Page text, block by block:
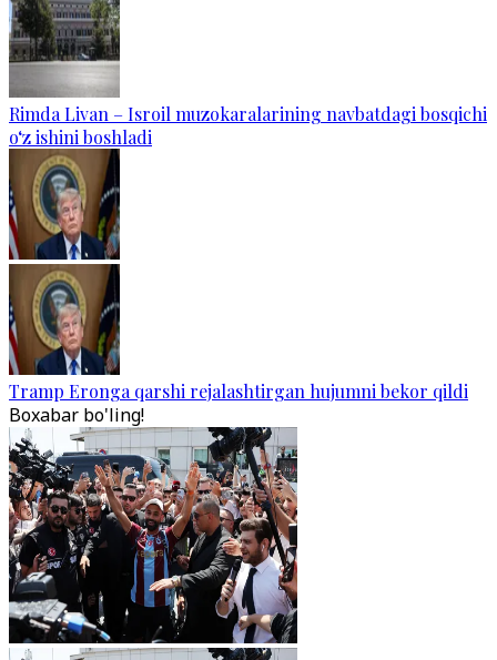
Rimda Livan – Isroil muzokaralarining navbatdagi bosqichi
o‘z ishini boshladi
Tramp Eronga qarshi rejalashtirgan hujumni bekor qildi
Boxabar bo'ling!